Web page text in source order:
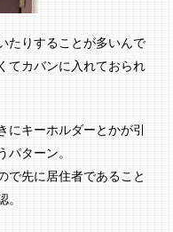
たりすることが多いんで
てカバンに入れておられ
にキーホルダーとかが引
パターン。
で先に居住者であること
。